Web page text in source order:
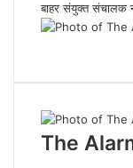
बाहर संयुक्त संचालक
The